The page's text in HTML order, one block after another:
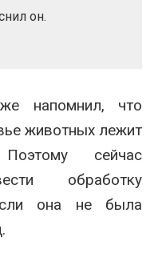
он.
напомнил, что
животных лежит
сейчас
обработку
она не была